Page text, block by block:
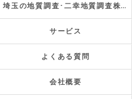
埼玉の地質調査･二幸地質調査株式会社の評判
サービス
よくある質問
会社概要